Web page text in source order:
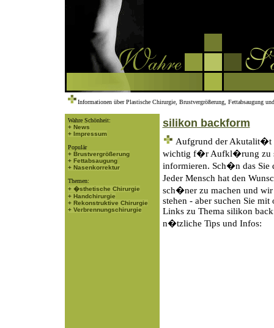
Informationen über Plastische Chirurgie, Brustvergrößerung, Fettabsaugung
Wahre Schönheit:
+ News
+ Impressum
Populär
+ Brustvergrößerung
+ Fettabsaugung
+ Nasenkorrektur
Themen:
+ �sthetische Chirurgie
+ Handchirurgie
+ Rekonstruktive Chirurgie
+ Verbrennungschirurgie
silikon backform
Aufgrund der Akutalit�t
wichtig f�r Aufkl�rung zu
informieren. Sch�n das Sie
Jeder Mensch hat den
sch�ner zu machen und
stehen - aber suchen Sie
Links zu Thema silikon
n�tzliche Tips und Infos: